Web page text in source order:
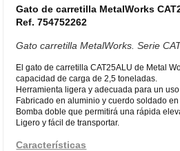
Gato de carretilla MetalWorks
Ref. 754752262
Gato carretilla MetalWorks. Serie
El gato de carretilla CAT25ALU de Metal
capacidad de carga de 2,5 toneladas.
Herramienta ligera y adecuada para un uso
Fabricado en aluminio y cuerdo soldado en
Bomba doble que permitirá una rápida
Ligero y fácil de transportar.
Características